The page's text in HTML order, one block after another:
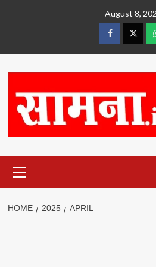
August 8,
facebook
Menu
HOME 2025 APRIL